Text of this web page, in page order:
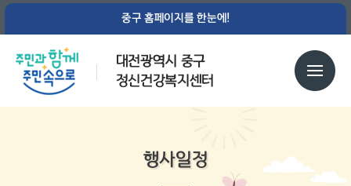
중구 홈페이지를 한눈에!
대전광역시 중구
정신건강복지센터
행사일정